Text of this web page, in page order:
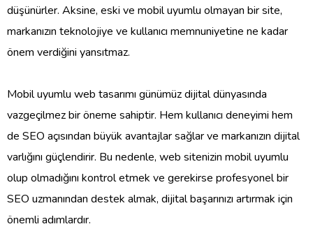
düşünürler. Aksine, eski ve mobil uyumlu olmayan bir site,
markanızın teknolojiye ve kullanıcı memnuniyetine ne kadar
önem verdiğini yansıtmaz.
Mobil uyumlu web tasarımı günümüz dijital dünyasında
vazgeçilmez bir öneme sahiptir. Hem kullanıcı deneyimi hem
de SEO açısından büyük avantajlar sağlar ve markanızın dijital
varlığını güçlendirir. Bu nedenle, web sitenizin mobil uyumlu
olup olmadığını kontrol etmek ve gerekirse profesyonel bir
SEO uzmanından destek almak, dijital başarınızı artırmak için
önemli adımlardır.